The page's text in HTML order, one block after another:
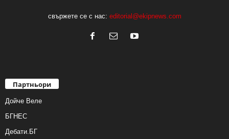
свържете се с нас: editorial@ekipnews.com
Партньори
Дойче Веле
БГНЕС
Дебати.БГ